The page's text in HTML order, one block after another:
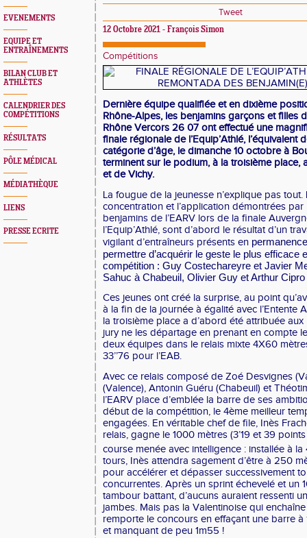
EVENEMENTS
EQUIPE ET
ENTRAÎNEMENTS
BILAN CLUB ET
ATHLÈTES
CALENDRIER DES
COMPÉTITIONS
RÉSULTATS
PÔLE MÉDICAL
MÉDIATHÈQUE
LIENS
PRESSE ECRITE
Tweet
12 Octobre 2021 - François Simon
Compétitions
Dernière équipe qualifiée et en dixième
Rhône-Alpes, les benjamins garçons et filles
Rhône Vercors 26 07 ont effectué une
finale régionale de l’Equip’Athlé, l’équivalent
catégorie d’âge, le dimanche 10 octobre à
terminent sur le podium, à la troisième place,
et de Vichy.
La fougue de la jeunesse n’explique pas
concentration et l’application démontrées par
benjamins de l’EARV lors de la finale
l’Equip’Athlé, sont d’abord le résultat d’un
vigilant d’entraîneurs présents en
permettre d’acquérir le geste le plus efficace
compétition : Guy Costechareyre et Javier
Sahuc à Chabeuil, Olivier Guy et Arthur
Ces jeunes ont créé la surprise, au point
à la fin de la journée à égalité avec l’Entente
la troisième place a d’abord été attribuée
jury ne les départage en prenant en compte
deux équipes dans le relais mixte 4X60
33’’76 pour l’EAB.
Avec ce relais composé de Zoé Desvignes
(Valence), Antonin Guéru (Chabeuil) et
l’EARV place d’emblée la barre de ses
début de la compétition, le 4ème meilleur
engagées. En véritable chef de file, Inès
relais, gagne le 1000 mètres (3’19 et 39
course menée avec intelligence : installée à la
tours, Inès attendra sagement d’être à 250
pour accélérer et dépasser successivement
concurrentes. Après un sprint échevelé et un
tambour battant, d’aucuns auraient ressenti
jambes. Mais pas la Valentinoise qui
remporte le concours en effaçant une barre
et manquant de peu 1m55 !